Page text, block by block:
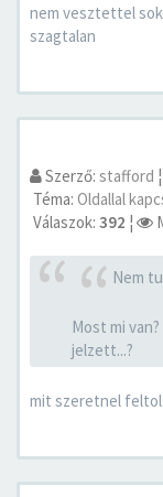
nem vesztettel
szagtalan
Szerző: stafford ¦
Téma: Oldallal
Válaszok: 392 ¦
Nem
Most mi
jelzett...?
mit szeretnel